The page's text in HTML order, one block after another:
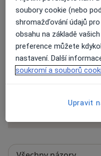
36 názorů
Recenze
odstranění
Další informace.
soubory cookie (nebo
shromažďování údajů
obsahu na základě
preference můžete
nastavení. Další
soukromí a souborů
Upravit